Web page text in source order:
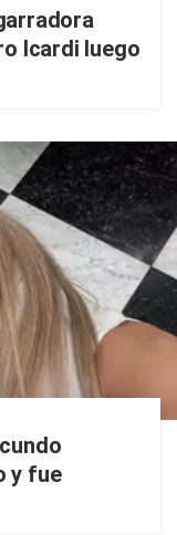
Icardi luego
y fue